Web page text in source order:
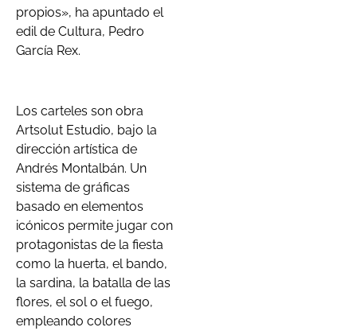
propios», ha apuntado el
edil de Cultura, Pedro
García Rex.
Los carteles son obra
Artsolut Estudio, bajo la
dirección artística de
Andrés Montalbán. Un
sistema de gráficas
basado en elementos
icónicos permite jugar con
protagonistas de la fiesta
como la huerta, el bando,
la sardina, la batalla de las
flores, el sol o el fuego,
empleando colores